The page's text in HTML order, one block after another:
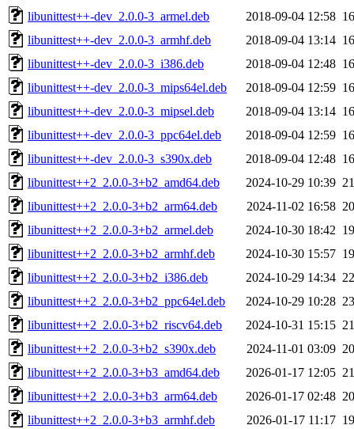
libunittest++-dev_2.0.0-3_armel.deb
2018-09-04 12:58
libunittest++-dev_2.0.0-3_armhf.deb
2018-09-04 13:14
libunittest++-dev_2.0.0-3_i386.deb
2018-09-04 12:48
libunittest++-dev_2.0.0-3_mips64el.deb
2018-09-04 12:59
libunittest++-dev_2.0.0-3_mipsel.deb
2018-09-04 13:14
libunittest++-dev_2.0.0-3_ppc64el.deb
2018-09-04 12:59
libunittest++-dev_2.0.0-3_s390x.deb
2018-09-04 12:48
libunittest++2_2.0.0-3+b2_amd64.deb
2024-10-29 10:39
libunittest++2_2.0.0-3+b2_arm64.deb
2024-11-02 16:58
libunittest++2_2.0.0-3+b2_armel.deb
2024-10-30 18:42
libunittest++2_2.0.0-3+b2_armhf.deb
2024-10-30 15:57
libunittest++2_2.0.0-3+b2_i386.deb
2024-10-29 14:34
libunittest++2_2.0.0-3+b2_ppc64el.deb
2024-10-29 10:28
libunittest++2_2.0.0-3+b2_riscv64.deb
2024-10-31 15:15
libunittest++2_2.0.0-3+b2_s390x.deb
2024-11-01 03:09
libunittest++2_2.0.0-3+b3_amd64.deb
2026-01-17 12:05
libunittest++2_2.0.0-3+b3_arm64.deb
2026-01-17 02:48
libunittest++2_2.0.0-3+b3_armhf.deb
2026-01-17 11:17